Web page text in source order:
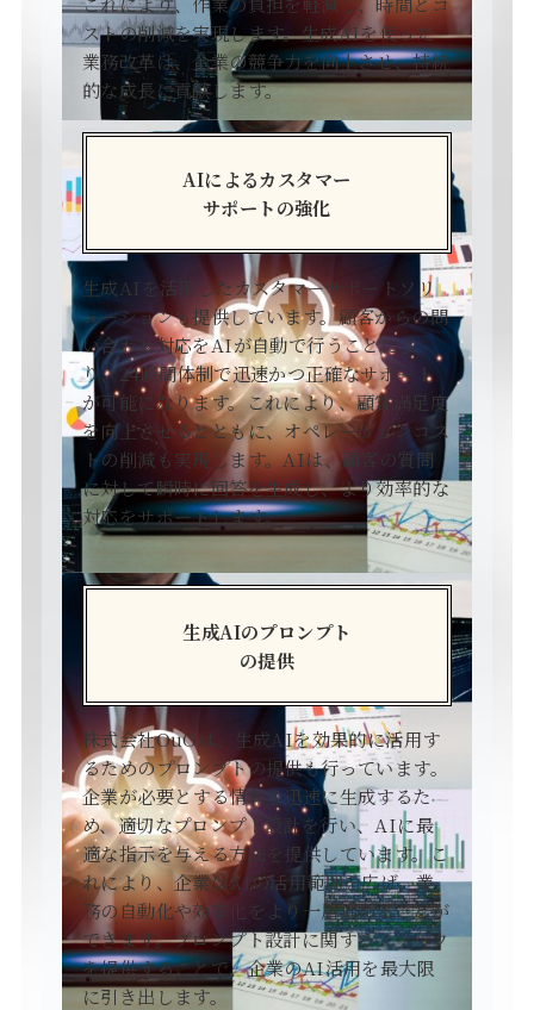
ストの削減を実現します。生成AIを使った
業務改革は、企業の競争力を向上させ、持続
的な成長に貢献します。
AIによるカスタマー
サポートの強化
生成AIを活用したカスタマーサポートソリ
ューションも提供しています。顧客からの問
い合わせ対応をAIが自動で行うことによ
り、24時間体制で迅速かつ正確なサポート
が可能になります。これにより、顧客満足度
を向上させるとともに、オペレーションコス
トの削減も実現します。AIは、顧客の質問
に対して瞬時に回答を生成し、より効率的な
対応をサポートします。
生成AIのプロンプト
の提供
株式会社OuOは、生成AIを効果的に活用す
るためのプロンプトの提供も行っています。
企業が必要とする情報を迅速に生成するた
め、適切なプロンプト設計を行い、AIに最
適な指示を与える方法を提供しています。こ
れにより、企業はAIの活用範囲を広げ、業
務の自動化や効率化をより一層進めることが
できます。プロンプト設計に関するノウハウ
を提供することで、企業のAI活用を最大限
に引き出します。